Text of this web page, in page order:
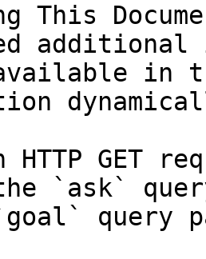
This
in
HTTP GET
`ask`
query